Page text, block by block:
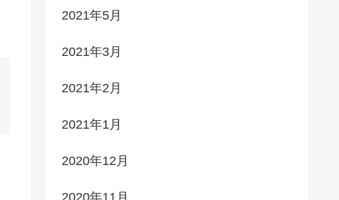
2021年5月
2021年3月
2021年2月
2021年1月
2020年12月